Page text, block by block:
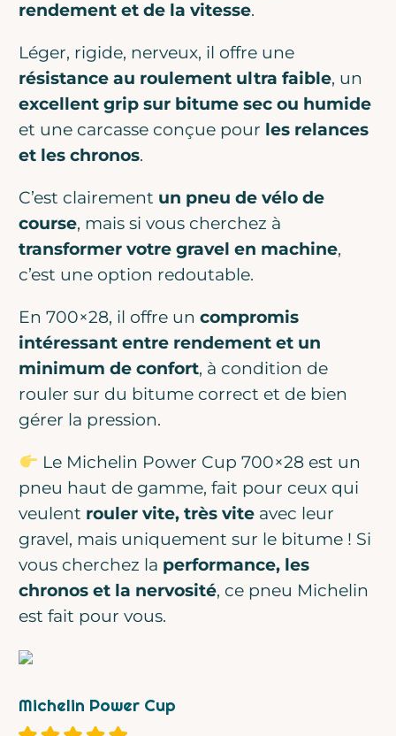
rendement et de la vitesse.
Léger, rigide, nerveux, il offre une
résistance au roulement ultra faible, un
excellent grip sur bitume sec ou humide
et une carcasse conçue pour les relances
et les chronos.
C’est clairement un pneu de vélo de
course, mais si vous cherchez à
transformer votre gravel en machine,
c’est une option redoutable.
En 700×28, il offre uncompromis
intéressant entre rendement et un
minimum de confort, à condition de
rouler sur du bitume correct et de bien
gérer la pression.
Le Michelin Power Cup 700×28 est un
pneu haut de gamme, fait pour ceux qui
veulent rouler vite, très vite avec leur
gravel, mais uniquement sur le bitume ! Si
vous cherchez la performance, les
chronos et la nervosité, ce pneu Michelin
est fait pour vous.
Michelin Power Cup